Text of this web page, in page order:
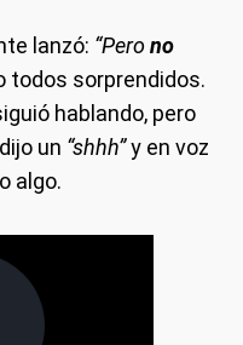
lanzó: “Perono
todos sorprendidos.
hablando, pero
un “shhh”y en voz
algo.